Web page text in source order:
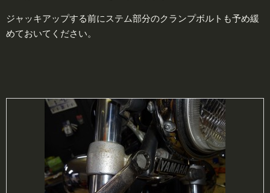
ジャッキアップする前にステム部分のクランプボルトも予め緩
めておいてください。